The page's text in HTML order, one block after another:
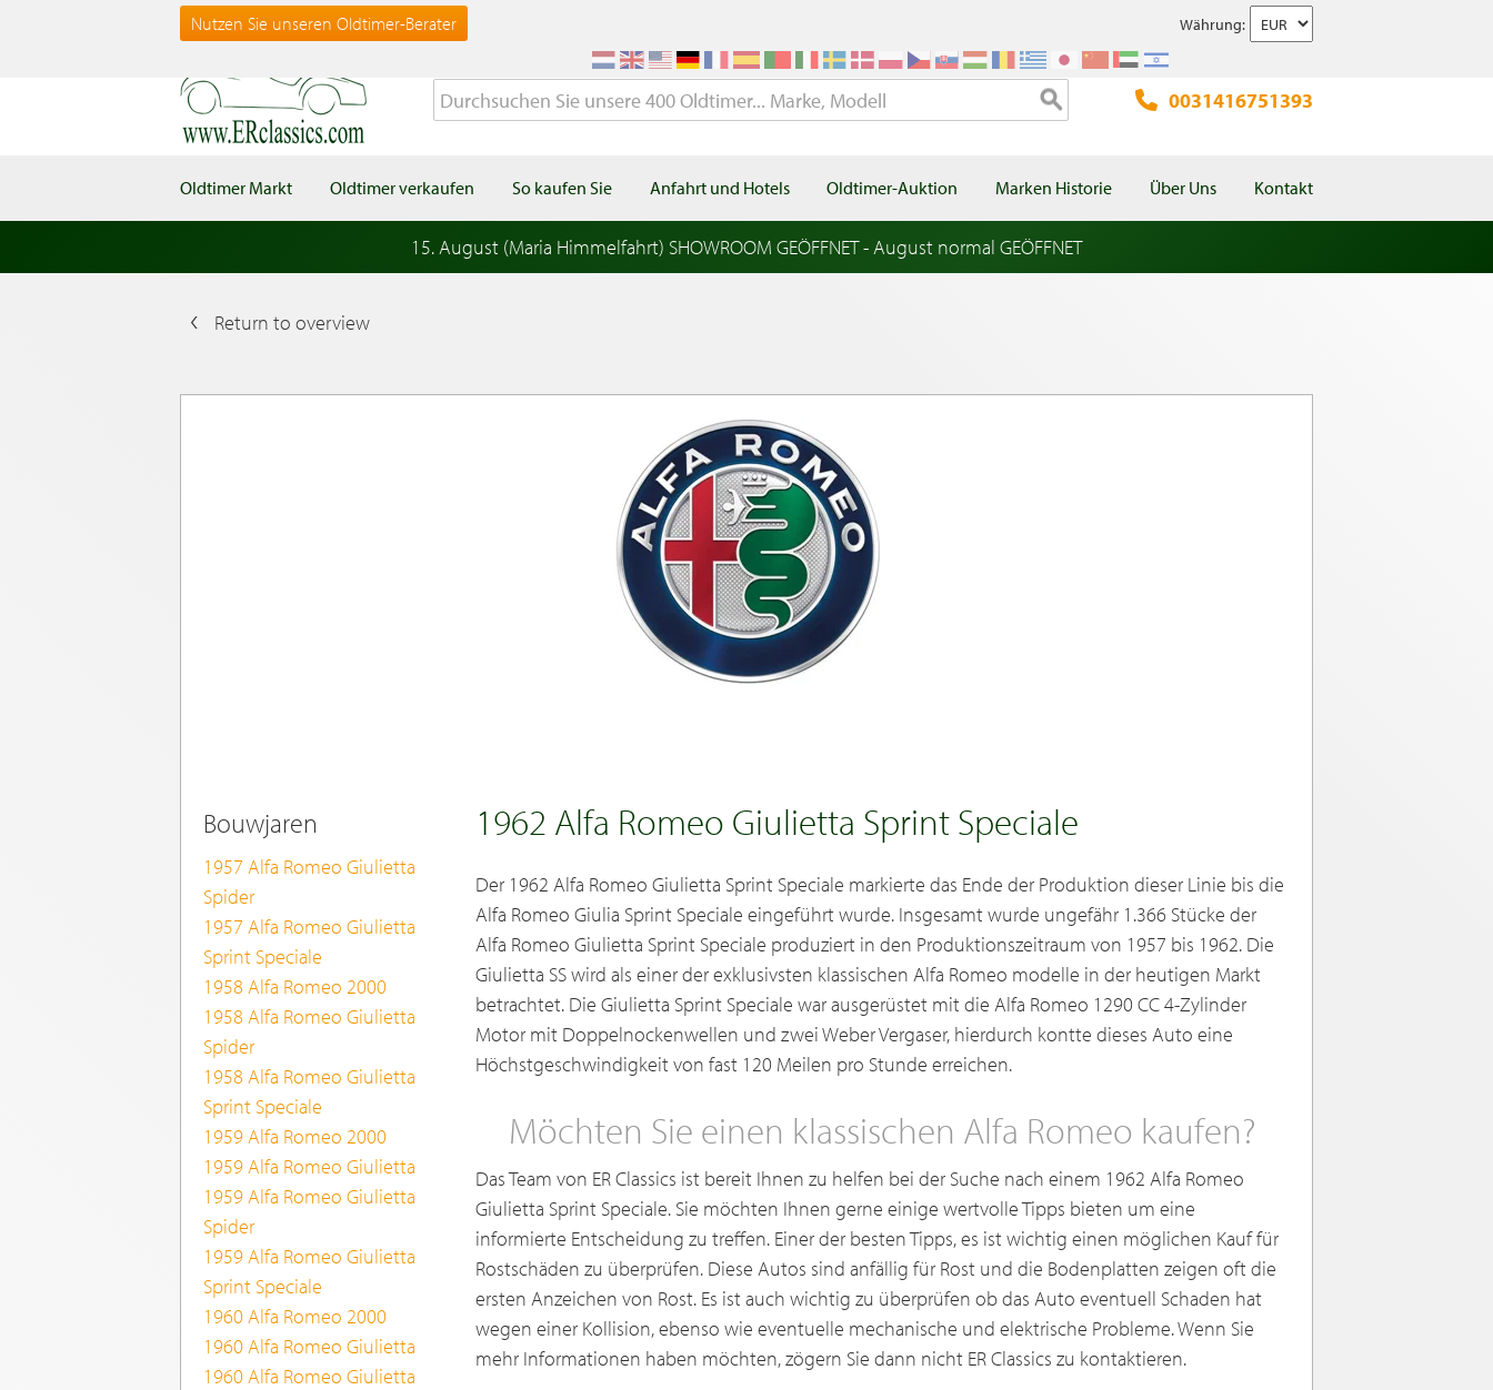
Nutzen Sie unseren Oldtimer-Berater Währung:
0031416751393
Oldtimer Markt Oldtimer verkaufen So kaufen Sie Anfahrt und Hotels Oldtimer-Auktion Marken Historie Über Uns Kontakt
15. August (Maria Himmelfahrt) SHOWROOM GEÖFFNET - August normal GEÖFFNET
Return to overview
Bouwjaren
1957 Alfa Romeo Giulietta
Spider
1957 Alfa Romeo Giulietta
Sprint Speciale
1958 Alfa Romeo 2000
1958 Alfa Romeo Giulietta
Spider
1958 Alfa Romeo Giulietta
Sprint Speciale
1959 Alfa Romeo 2000
1959 Alfa Romeo Giulietta
1959 Alfa Romeo Giulietta
Spider
1959 Alfa Romeo Giulietta
Sprint Speciale
1960 Alfa Romeo 2000
1960 Alfa Romeo Giulietta
1960 Alfa Romeo Giulietta
1962 Alfa Romeo Giulietta Sprint Speciale
Der 1962 Alfa Romeo Giulietta Sprint Speciale markierte das Ende der Produktion dieser Linie bis die
Alfa Romeo Giulia Sprint Speciale eingeführt wurde. Insgesamt wurde ungefähr 1.366 Stücke der
Alfa Romeo Giulietta Sprint Speciale produziert in den Produktionszeitraum von 1957 bis 1962. Die
Giulietta SS wird als einer der exklusivsten klassischen Alfa Romeo modelle in der heutigen Markt
betrachtet. Die Giulietta Sprint Speciale war ausgerüstet mit die Alfa Romeo 1290 CC 4-Zylinder
Motor mit Doppelnockenwellen und zwei Weber Vergaser, hierdurch kontte dieses Auto eine
Höchstgeschwindigkeit von fast 120 Meilen pro Stunde erreichen.
Möchten Sie einen klassischen Alfa Romeo kaufen?
Das Team von ER Classics ist bereit Ihnen zu helfen bei der Suche nach einem 1962 Alfa Romeo
Giulietta Sprint Speciale. Sie möchten Ihnen gerne einige wertvolle Tipps bieten um eine
informierte Entscheidung zu treffen. Einer der besten Tipps, es ist wichtig einen möglichen Kauf für
Rostschäden zu überprüfen. Diese Autos sind anfällig für Rost und die Bodenplatten zeigen oft die
ersten Anzeichen von Rost. Es ist auch wichtig zu überprüfen ob das Auto eventuell Schaden hat
wegen einer Kollision, ebenso wie eventuelle mechanische und elektrische Probleme. Wenn Sie
mehr Informationen haben möchten, zögern Sie dann nicht ER Classics zu kontaktieren.